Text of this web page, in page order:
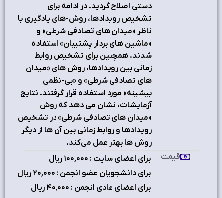
دستی اصلاح گردید. در ادامه برای
تشخیص رویدادها، روش-های یادگیری با
ناظر «میدان های تصادفی شرطی» و
«ماشین های بردار پشتیبان» استفاده
شدند. همچنین برای تشخیص روابط
زمانی بین رویدادها، روش های «میدان
های تصادفی شرطی» و «بی-نظمی
بیشینه» مورد استفاده قرار گرفتند. نتایج
آزمایشات، نشان می دهد که روش
«میدان های تصادفی شرطی» در تشخیص
رویدادها و روابط زمانی بین آن ها از دیگر
روش ها بهتر عمل می‌کند.
برای اعضای سایت : ۱٠٠,٠٠٠ ریال
برای دانشجویان عضو انجمن : ۲٠,٠٠٠ ریال
برای اعضای عادی انجمن : ۴٠,٠٠٠ ریال
قیمت